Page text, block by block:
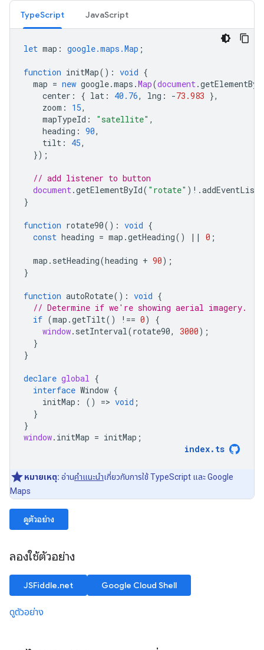
TypeScript JavaScript
let map : google.maps.Map ;
function initMap() : void {
map = new google.maps .Map(document.
center : { lat : 40.76, lng : -73.983 },
zoom : 15,
mapTypeId : "satellite" ,
heading : 90,
tilt : 45,
});
// add listener to button
document.getElementById( "rotate" ) ! .
}
function rotate90() : void {
const heading = map .getHeading() || 0 ;
map . setHeading(heading + 90);
}
function autoRotate() : void {
// Determine if we're showing aerial imagery.
if (map .getTilt() !== 0)
{
window. setInterval(rotate90, 3000);
}
}
declare global {
interface Window {
initMap : () => void ;
}
}
window. initMap = initMap ;
index. ts
หมายเหตุ: อ่านคำแนะนำเกี่ยวกับการใช้ TypeScript และ Google
Maps
ดูตัวอย่าง
ลองใช้ตัวอย่าง
JSFiddle.net Google Cloud Shell
ดูตัวอย่าง